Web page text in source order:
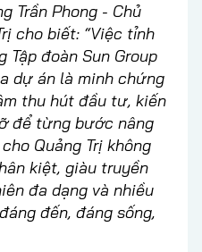
Trần Phong - Chủ
cho biết: “Việc tỉnh
Tập đoàn Sun Group
dự án là minh chứng
thu hút đầu tư, kiến
để từng bước nâng
Quảng Trị không
kiệt, giàu truyền
đa dạng và nhiều
đến, đáng sống,